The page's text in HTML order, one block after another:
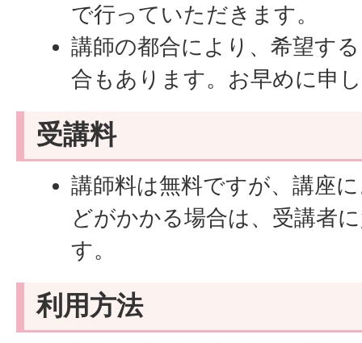
で行っていただきます。
講師の都合により、希望す
合もあります。お早めに申
受講料
講師料は無料ですが、講座
どがかかる場合は、受講者
す。
利用方法